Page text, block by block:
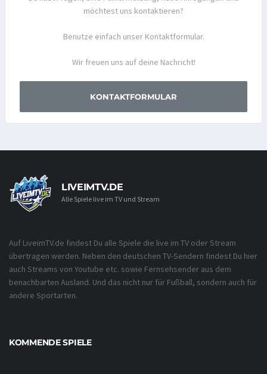
möchtest uns kontaktieren?
Benutze einfach unser Kontaktformular.
Wir freuen uns auf deine Nachricht!
KONTAKTFORMULAR
LIVEIMTV.DE
Alle Spiele live im TV und Stream
Auf LiveimTV.de findest Du alle Spiele die live im TV oder Stream
übertragen werden. Neben den deutschen TV-Sendern findest Du hier
auch Streams von Youtube etc. sowie Fernsehsender aus dem
benachbarten Ausland. Und das nicht nur für Fußball, sondern auch für
andere Sportarten.
KOMMENDE SPIELE